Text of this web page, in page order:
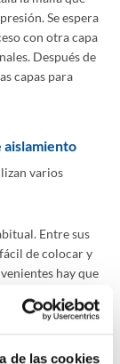
de las cookies
Se espera
con otra capa
Después de
capas para
aislamiento
varios
Entre sus
de colocar y
hay que
y económico,